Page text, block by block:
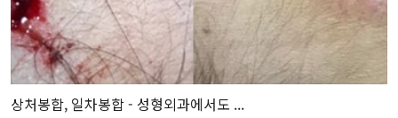
상처봉합, 일차봉합 - 성형외과에서도 ...